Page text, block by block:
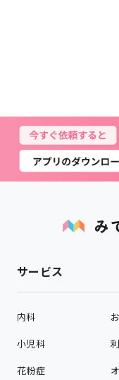
サービス
内科
小児科
花粉症